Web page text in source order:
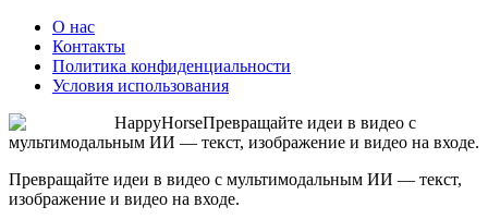
О нас
Контакты
Политика конфиденциальности
Условия использования
HappyHorseПревращайте идеи в видео с
мультимодальным ИИ — текст, изображение и видео на входе.
Превращайте идеи в видео с мультимодальным ИИ — текст,
изображение и видео на входе.